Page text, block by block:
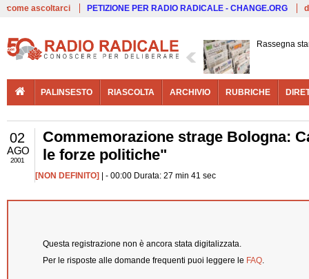
come ascoltarci PETIZIONE PER RADIO RADICALE - CHANGE.ORG
Rassegna
PALINSESTO RIASCOLTA ARCHIVIO RUBRICHE
02
AGO
2001
Commemorazione strage Bologna:
le forze politiche"
[NON DEFINITO] | - 00:00 Durata: 27 min 41 sec
Questa registrazione non è ancora stata digitalizzata.
Per le risposte alle domande frequenti puoi leggere le FAQ.